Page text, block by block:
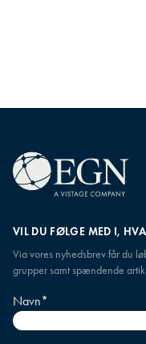
VIL DU FØLGE MED I,
Via vores nyhedsbrev får du
grupper samt spændende
Navn*